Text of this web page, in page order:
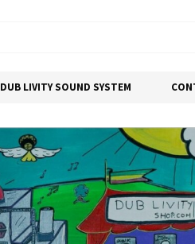
DUB LIVITY SOUND SYSTEM